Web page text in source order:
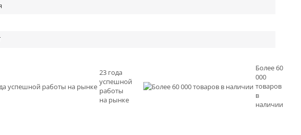
23 года
успешной
работы
на рынке
Более 60
000
товаров
в
наличии